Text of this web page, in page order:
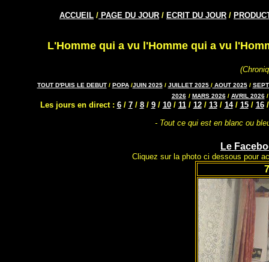
ACCUEIL / PAGE DU JOUR / ECRIT DU JOUR /
L'Homme qui a vu l'Homme qui a vu
TOUT D'PUIS LE DEBUT/ POPA/JUIN 2025/ JUILLET 2025 /AOUT 2025/
2026 / MARS 2026/ AVRIL 2026
Les jours en direct : 6/ 7/ 8/ 9/ 10/ 11/ 12/ 13/ 14/ 15/ 16
- Tout ce qui est en blanc ou
Le
Cliquez sur la photo ci dessous pour